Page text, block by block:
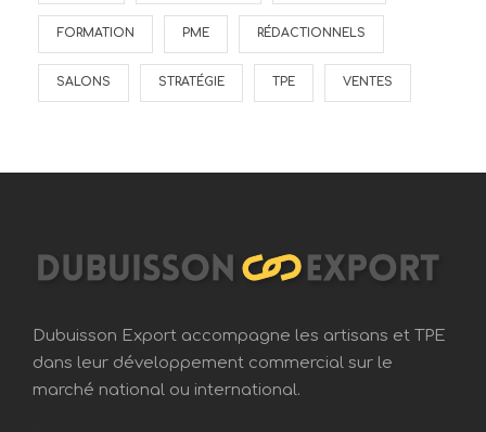
FORMATION PME RÉDACTIONNELS
SALONS STRATÉGIE TPE VENTES
Dubuisson Export accompagne les artisans et TPE
dans leur développement commercial sur le
marché national ou international.